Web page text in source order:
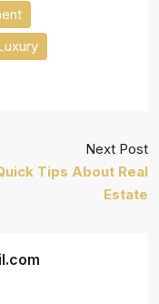
Next Post
Tips About Real
Estate